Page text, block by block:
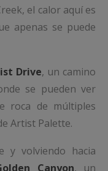
el calor aquí es
apenas se puede
Drive, un camino
se pueden ver
roca de múltiples
Artist Palette.
y volviendo hacia
Canyon, un